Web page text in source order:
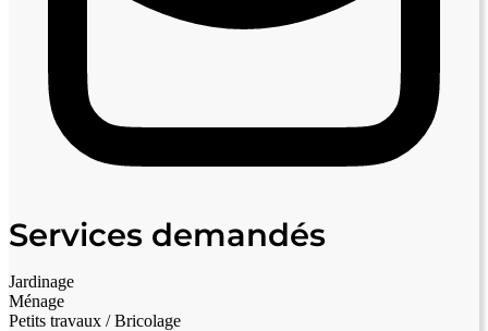
Services demandés
Jardinage
Ménage
Petits travaux / Bricolage